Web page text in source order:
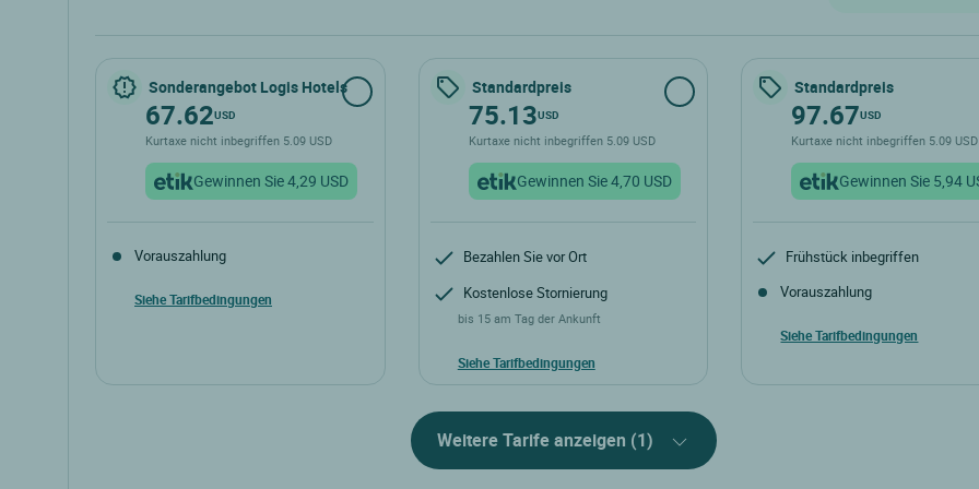
Sonderangebot Logis Hotels
67.62USD
Kurtaxe nicht inbegriffen 5.09 USD
Gewinnen Sie 4,29 USD
Vorauszahlung
Siehe Tarifbedingungen
Standardpreis
75.13USD
Kurtaxe nicht inbegriffen 5.09 USD
Gewinnen Sie 4,70 USD
Bezahlen Sie vor Ort
Kostenlose Stornierung
bis 15 am Tag der Ankunft
Siehe Tarifbedingungen
Standardpreis
97.67USD
Kurtaxe nicht inbegriffen 5.09 USD
Gewinnen Sie 5,94
Frühstück inbegriffen
Vorauszahlung
Siehe Tarifbedingungen
Weitere Tarife anzeigen (1)